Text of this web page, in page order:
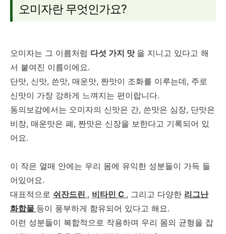
오미자란 무엇인가요?
오미자는 그 이름처럼 다섯 가지 맛 을 지니고 있다고 해
서 붙여진 이름이에요.
단맛, 신맛, 쓴맛, 매운맛, 짠맛이 조화를 이루는데, 주로
신맛이 가장 강하게 느껴지는 편이랍니다.
동의보감에서는 오미자의 신맛은 간, 쓴맛은 심장, 단맛은
비장, 매운맛은 폐, 짠맛은 신장을 보한다고 기록되어 있
어요.
이 작은 열매 안에는 우리 몸에 유익한 성분들이 가득 들
어있어요.
대표적으로 쉬잔드린 , 비타민 C , 그리고 다양한 리그난
화합물 등이 풍부하게 함유되어 있다고 해요.
이런 성분들이 복합적으로 작용하며 우리 몸의 균형을 잡